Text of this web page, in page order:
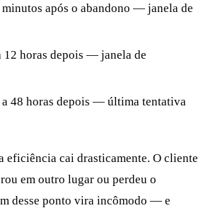
minutos após o abandono — janela de
12 horas depois — janela de
a 48 horas depois — última tentativa
eficiência cai drasticamente. O cliente
em outro lugar ou perdeu o
desse ponto vira incômodo — e